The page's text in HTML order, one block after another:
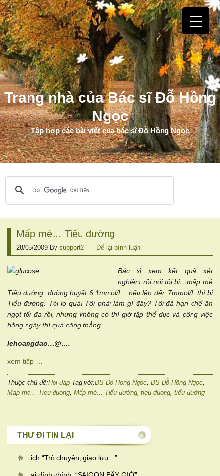
Trang nhà của Bác sĩ Đỗ Hồng
Ngọc
Tập hợp các bài viết của bác sĩ Đỗ Hồng Ngọc
Mấp mé… Tiểu đường
28/05/2009 By support2 Để lại bình luận
Bác sĩ xem kết quả xét
nghiệm rồi nói tôi bị…mấp mé
Tiểu đường, đường huyết 6,1mmol/L , nếu lên đến 7mmol/L thì bị
Tiểu đường. Tôi lo quá! Tôi phải làm gì đây? Tôi đã hạn chế ăn
ngọt tối đa rồi, nhưng không có thì giờ tập thể dục và công việc
hằng ngày thì quá căng thẳng…
lehoangdao…@….
xem tiếp …
Thuộc chủ đề:Hỏi đáp Tag với:BS Do Hong Ngoc, BS Đỗ Hồng Ngọc,
Map me... Tieu duong, Mấp mé... Tiểu đường, tieu duong, tiểu đưởng
THƯ ĐI TIN LẠI
Lịch “Trò chuyện, giao lưu… ”